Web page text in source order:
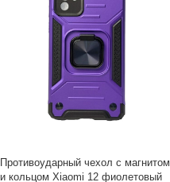
Противоударный чехол с магнитом
и кольцом Xiaomi 12 фиолетовый